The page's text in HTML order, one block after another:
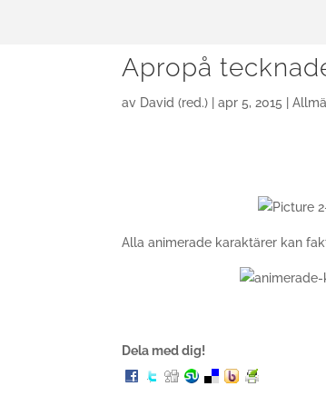
Apropå
av David (red.) |apr 5, 2015 |
Alla animerade karaktärer kan
Dela med dig!